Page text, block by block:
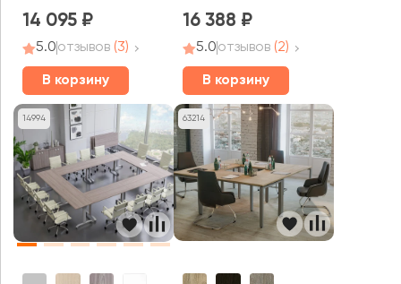
14 095
5.0отзывов (3)
В корзину
16 388
5.0отзывов (2)
В корзину
14994 63214